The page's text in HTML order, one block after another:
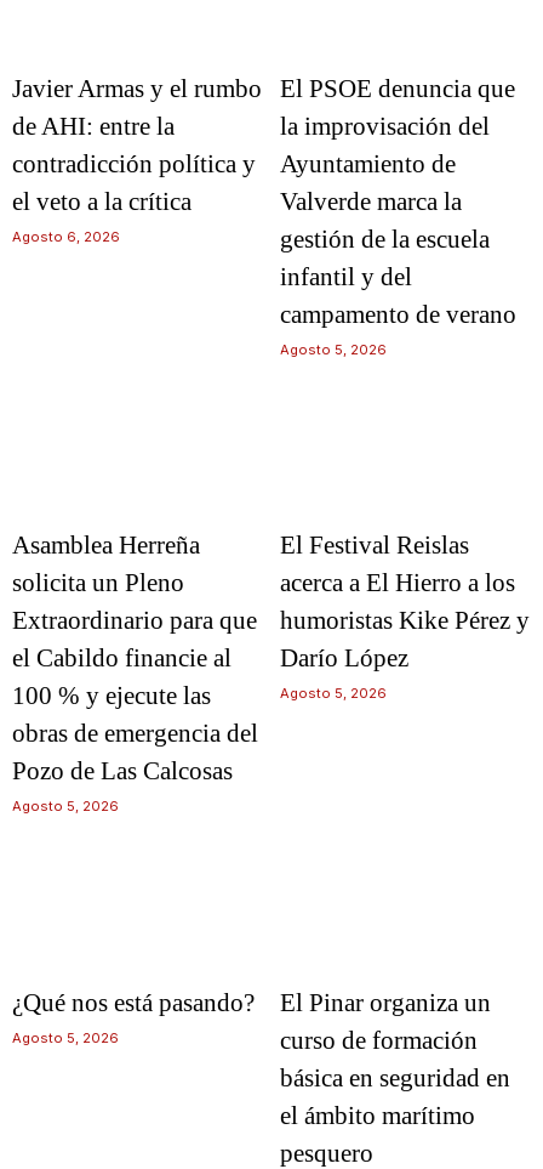
Javier Armas y el rumbo
de AHI: entre la
contradicción política y
el veto a la crítica
Agosto 6, 2026
El PSOE denuncia que
la improvisación del
Ayuntamiento de
Valverde marca la
gestión de la escuela
infantil y del
campamento de verano
Agosto 5, 2026
Asamblea Herreña
solicita un Pleno
Extraordinario para que
el Cabildo financie al
100 % y ejecute las
obras de emergencia del
Pozo de Las Calcosas
Agosto 5, 2026
El Festival Reislas
acerca a El Hierro a los
humoristas Kike Pérez y
Darío López
Agosto 5, 2026
¿Qué nos está pasando?
Agosto 5, 2026
El Pinar organiza un
curso de formación
básica en seguridad en
el ámbito marítimo
pesquero